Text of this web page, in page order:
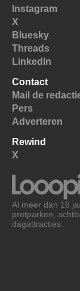
Instagram
X
Bluesky
Threads
LinkedIn
Contact
Mail de
Pers
Adverteren
Rewind
X
Al meer dan 16
pretparken,
dagattracties.